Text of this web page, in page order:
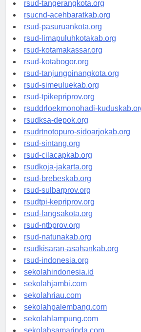
rsud-tangerangkota.org
rsucnd-acehbaratkab.org
rsud-pasuruankota.org
rsud-limapuluhkotakab.org
rsud-kotamakassar.org
rsud-kotabogor.org
rsud-tanjungpinangkota.org
rsud-simeuluekab.org
rsud-tpikepriprov.org
rsuddrloekmonohadi-kuduskab.org
rsudksa-depok.org
rsudrtnotopuro-sidoarjokab.org
rsud-sintang.org
rsud-cilacapkab.org
rsudkoja-jakarta.org
rsud-brebeskab.org
rsud-sulbarprov.org
rsudtpi-kepriprov.org
rsud-langsakota.org
rsud-ntbprov.org
rsud-natunakab.org
rsudkisaran-asahankab.org
rsud-indonesia.org
sekolahindonesia.id
sekolahjambi.com
sekolahriau.com
sekolahpalembang.com
sekolahlampung.com